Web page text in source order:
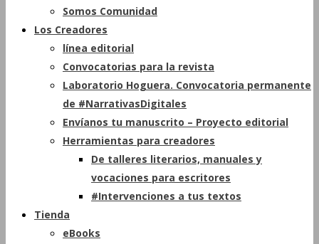
Somos Comunidad
Los Creadores
línea editorial
Convocatorias para la revista
Laboratorio Hoguera. Convocatoria permanente
de #NarrativasDigitales
Envíanos tu manuscrito – Proyecto editorial
Herramientas para creadores
De talleres literarios, manuales y
vocaciones para escritores
#Intervenciones a tus textos
Tienda
eBooks